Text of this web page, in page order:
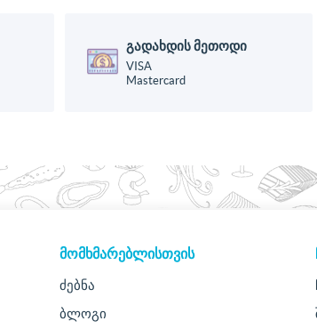
გადახდის მეთოდი
VISA
Mastercard
ᲛᲝᲛᲮᲛᲐᲠᲔᲑᲚᲘᲡᲗᲕᲘᲡ
ძებნა
ბლოგი